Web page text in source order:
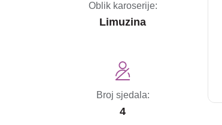
Oblik karoserije:
Limuzina
Broj sjedala:
4